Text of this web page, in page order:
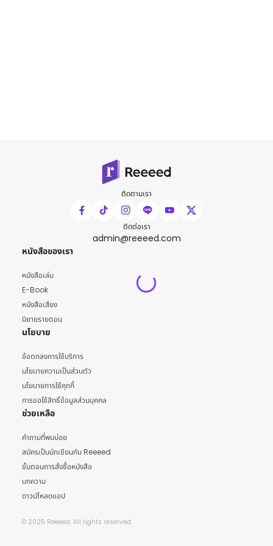
ติดตามเรา
ติดต่อเรา
admin@reeeed.com
หนังสือของเรา
หนังสือเล่ม
E-Book
หนังสือเสียง
นิยายรายตอน
นโยบาย
ข้อตกลงการใช้บริการ
นโยบายความเป็นส่วนตัว
นโยบายการใช้คุกกี้
การขอใช้สิทธิ์ข้อมูลส่วนบุคคล
ช่วยเหลือ
คำถามที่พบบ่อย
สมัครเป็นนักเขียนกับ Reeeed
ขั้นตอนการสั่งซื้อหนังสือ
บทความ
ดาวน์โหลดแอป
© 2025 Reeeed. All rights reserved.